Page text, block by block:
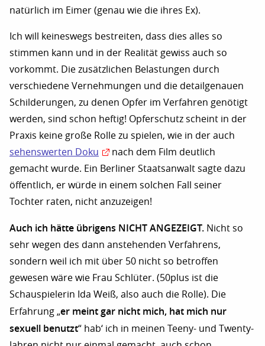
natürlich im Eimer (genau wie die ihres Ex).
Ich will keineswegs bestreiten, dass dies alles so
stimmen kann und in der Realität gewiss auch so
vorkommt. Die zusätzlichen Belastungen durch
verschiedene Vernehmungen und die detailgenauen
Schilderungen, zu denen Opfer im Verfahren genötigt
werden, sind schon heftig! Opferschutz scheint in der
Praxis keine große Rolle zu spielen, wie in der auch
sehenswerten Doku
nach dem Film deutlich
gemacht wurde. Ein Berliner Staatsanwalt sagte dazu
öffentlich, er würde in einem solchen Fall seiner
Tochter raten, nicht anzuzeigen!
Auch ich hätte übrigens NICHT ANGEZEIGT. Nicht so
sehr wegen des dann anstehenden Verfahrens,
sondern weil ich mit über 50 nicht so betroffen
gewesen wäre wie Frau Schlüter. (50plus ist die
Schauspielerin Ida Weiß, also auch die Rolle). Die
Erfahrung „er meint gar nicht mich, hat mich nur
sexuell benutzt“ hab‘ ich in meinen Teeny- und Twenty-